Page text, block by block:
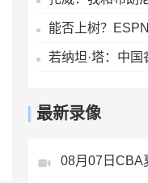
最新录像